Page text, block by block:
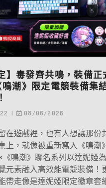
】毒發齊共鳴，裝備正
鳴潮》限定電競裝備集
08/06/2026
在遊戲裡，也有人想讓那份
上，就像被重新寫入《鳴潮
《鳴潮》聯名系列以達妮婭
元素融入高效能電競裝備！
帶走像是達妮婭限定徽章套